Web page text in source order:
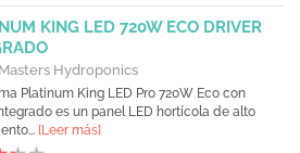
KING LED 720W ECO DRIVER
Hydroponics
Platinum King LED Pro 720W Eco con
es un panel LED hortícola de alto
[Leer más]